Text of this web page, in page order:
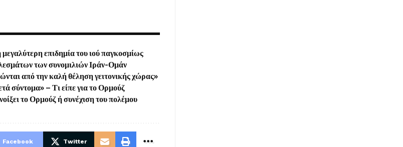
επιδημία του ιού παγκοσμίως
των συνομιλιών Ιράν-Ομάν
από την καλή θέληση γειτονικής χώρας»
σύντομα» – Τι είπε για το Ορμούζ
το Ορμούζ ή συνέχιση του πολέμου
Facebook Twitter